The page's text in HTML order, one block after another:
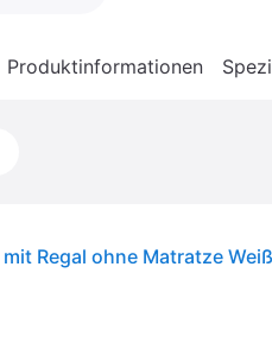
Produktinformationen